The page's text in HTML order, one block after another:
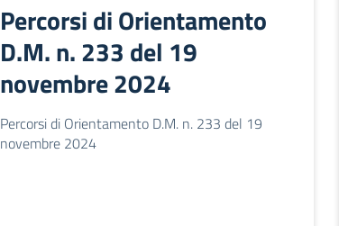
Percorsi di Orientamento
D.M. n. 233 del 19
novembre 2024
Percorsi di Orientamento D.M. n. 233 del 19
novembre 2024